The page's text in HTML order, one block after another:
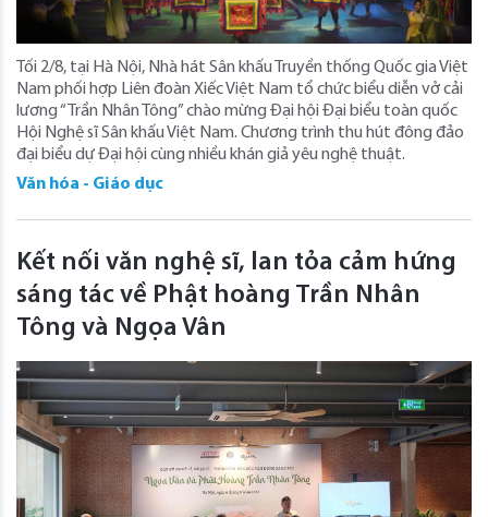
Tối 2/8, tại Hà Nội, Nhà hát Sân khấu Truyền thống Quốc gia Việt
Nam phối hợp Liên đoàn Xiếc Việt Nam tổ chức biểu diễn vở cải
lương “Trần Nhân Tông” chào mừng Đại hội Đại biểu toàn quốc
Hội Nghệ sĩ Sân khấu Việt Nam. Chương trình thu hút đông đảo
đại biểu dự Đại hội cùng nhiều khán giả yêu nghệ thuật.
Văn hóa - Giáo dục
Kết nối văn nghệ sĩ, lan tỏa cảm hứng
sáng tác về Phật hoàng Trần Nhân
Tông và Ngọa Vân